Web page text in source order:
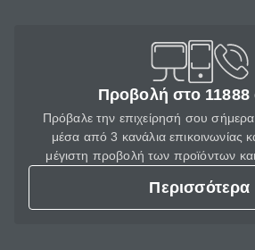
Προβολή στο 11888
Πρόβαλε την επιχείρησή σου
μέσα από 3 κανάλια επικοινωνίας
μέγιστη προβολή των προϊόντων
Περισσότερα